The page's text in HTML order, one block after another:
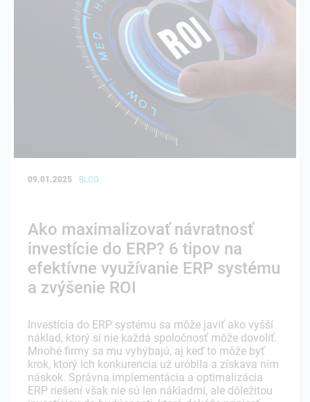
09.01.2025 BLOG
Ako maximalizovať návratnosť
investície do ERP? 6 tipov na
efektívne využívanie ERP systému
a zvýšenie ROI
Investícia do ERP systému sa môže javiť ako vyšší
náklad, ktorý si nie každá spoločnosť môže dovoliť.
Mnohé firmy sa mu vyhýbajú, aj keď to môže byť
krok, ktorý ich konkurencia už urobila a získava ním
náskok. Správna implementácia a optimalizácia
ERP riešení však nie sú len nákladmi, ale dôležitou